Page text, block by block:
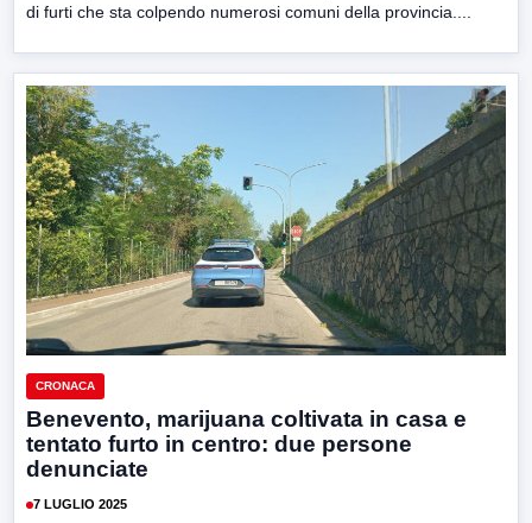
di furti che sta colpendo numerosi comuni della provincia....
CRONACA
Benevento, marijuana coltivata in casa e
tentato furto in centro: due persone
denunciate
7 LUGLIO 2025